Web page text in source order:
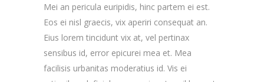
Mei an pericula euripidis, hinc partem ei est.
Eos ei nisl graecis, vix aperiri consequat an.
Eius lorem tincidunt vix at, vel pertinax
sensibus id, error epicurei mea et. Mea
facilisis urbanitas moderatius id. Vis ei